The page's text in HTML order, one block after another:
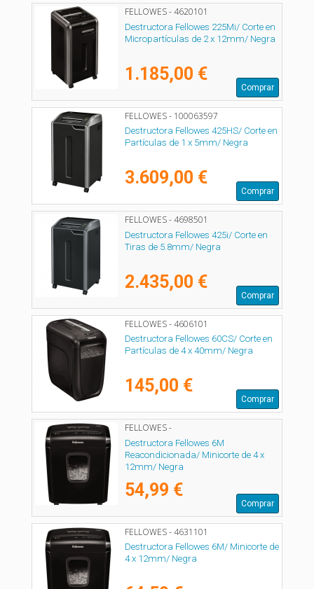
FELLOWES - 4620101
Destructora Fellowes 225Mi/ Corte en
Micropartículas de 2 x 12mm/ Negra
1.185,00 €
Comprar
FELLOWES - 100063597
Destructora Fellowes 425HS/ Corte en
Partículas de 1 x 5mm/ Negra
3.609,00 €
Comprar
FELLOWES - 4698501
Destructora Fellowes 425i/ Corte en
Tiras de 5.8mm/ Negra
2.435,00 €
Comprar
FELLOWES - 4606101
Destructora Fellowes 60CS/ Corte en
Partículas de 4 x 40mm/ Negra
145,00 €
Comprar
FELLOWES -
Destructora Fellowes 6M
Reacondicionada/ Minicorte de 4 x
12mm/ Negra
54,99 €
Comprar
FELLOWES - 4631101
Destructora Fellowes 6M/ Minicorte de
4 x 12mm/ Negra